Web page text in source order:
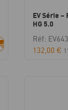
EV Série
HG 5.0
Réf:
132,00€